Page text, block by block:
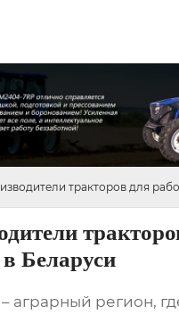
тракторов для
Беларуси
аграрный регион,